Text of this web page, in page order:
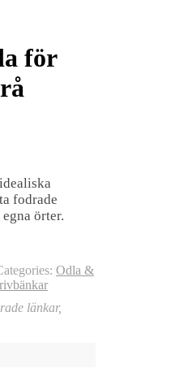
för
fodrade
örter.
Odla &
länkar,